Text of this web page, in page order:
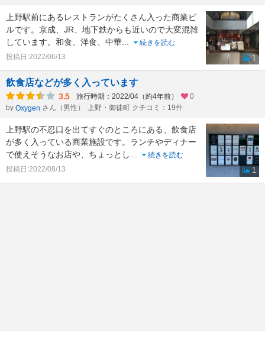
上野駅前にあるレストランがたくさん入った商業ビ
ルです。京成、JR、地下鉄からも近いので大変混雑
しています。和食、洋食、中華...
続きを読む
投稿日:2022/06/13
1
飲食店などが多く入っています
3.5 旅行時期：2022/04（約4年前）
0
by Oxygen さん（男性） 上野・御徒町 クチコミ：19件
上野駅の不忍口を出てすぐのところにある、飲食店
が多く入っている商業施設です。ランチやディナー
で使えそうなお店や、ちょっとし...
続きを読む
投稿日:2022/08/13
1